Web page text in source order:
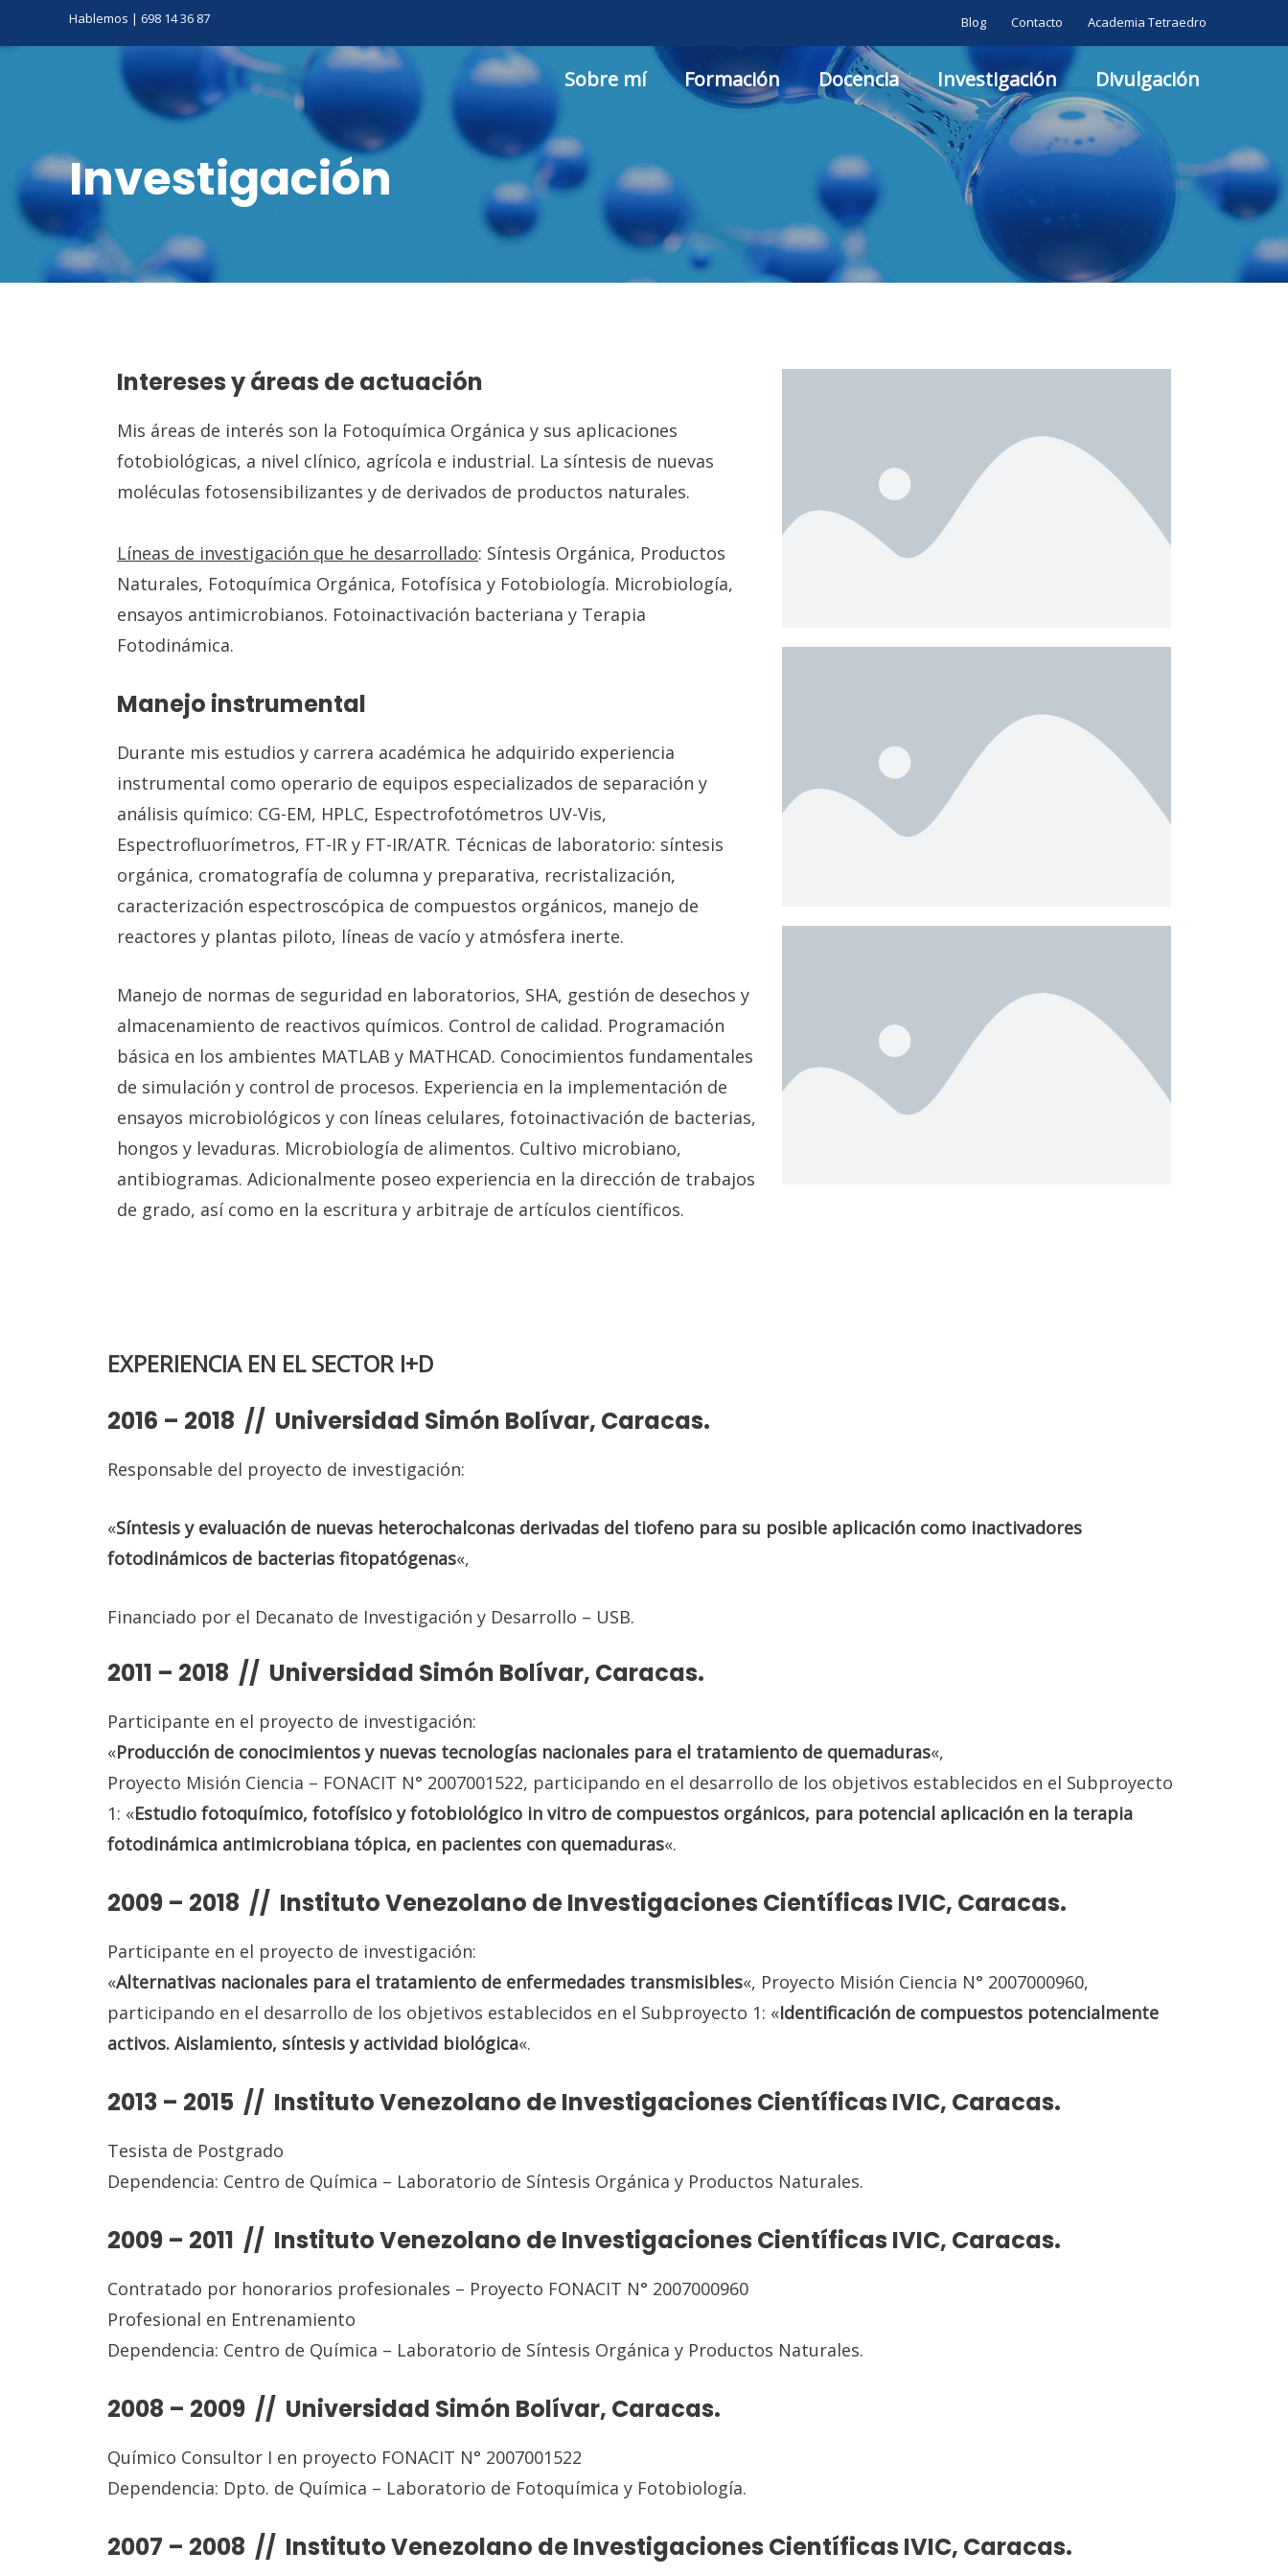
al
Hablemos | 698 14 36 87 Blog Contacto Academia Tetraedro
Sobre mí Formación Docencia Investigación Divulgación
Investigación
Intereses y áreas de actuación
Mis áreas de interés son la Fotoquímica Orgánica y sus aplicaciones
fotobiológicas, a nivel clínico, agrícola e industrial. La síntesis de nuevas
moléculas fotosensibilizantes y de derivados de productos naturales.
Líneas de investigación que he desarrollado: Síntesis Orgánica, Productos
Naturales, Fotoquímica Orgánica, Fotofísica y Fotobiología. Microbiología,
ensayos antimicrobianos. Fotoinactivación bacteriana y Terapia
Fotodinámica.
Manejo instrumental
Durante mis estudios y carrera académica he adquirido experiencia
instrumental como operario de equipos especializados de separación y
análisis químico: CG-EM, HPLC, Espectrofotómetros UV-Vis,
Espectrofluorímetros, FT-IR y FT-IR/ATR. Técnicas de laboratorio: síntesis
orgánica, cromatografía de columna y preparativa, recristalización,
caracterización espectroscópica de compuestos orgánicos, manejo de
reactores y plantas piloto, líneas de vacío y atmósfera inerte.
Manejo de normas de seguridad en laboratorios, SHA, gestión de desechos y
almacenamiento de reactivos químicos. Control de calidad. Programación
básica en los ambientes MATLAB y MATHCAD. Conocimientos fundamentales
de simulación y control de procesos. Experiencia en la implementación de
ensayos microbiológicos y con líneas celulares, fotoinactivación de bacterias,
hongos y levaduras. Microbiología de alimentos. Cultivo microbiano,
antibiogramas. Adicionalmente poseo experiencia en la dirección de trabajos
de grado, así como en la escritura y arbitraje de artículos científicos.
EXPERIENCIA EN EL SECTOR I+D
2016 – 2018 // Universidad Simón Bolívar, Caracas.
Responsable del proyecto de investigación:
«Síntesis y evaluación de nuevas heterochalconas derivadas del tiofeno para su posible aplicación como inactivadores
fotodinámicos de bacterias fitopatógenas«,
Financiado por el Decanato de Investigación y Desarrollo – USB.
2011 – 2018 // Universidad Simón Bolívar, Caracas.
Participante en el proyecto de investigación:
«Producción de conocimientos y nuevas tecnologías nacionales para el tratamiento de quemaduras«,
Proyecto Misión Ciencia – FONACIT N° 2007001522, participando en el desarrollo de los objetivos establecidos en el Subproyecto
1: «Estudio fotoquímico, fotofísico y fotobiológico in vitro de compuestos orgánicos, para potencial aplicación en la terapia
fotodinámica antimicrobiana tópica, en pacientes con quemaduras«.
2009 – 2018 // Instituto Venezolano de Investigaciones Científicas IVIC, Caracas.
Participante en el proyecto de investigación:
«Alternativas nacionales para el tratamiento de enfermedades transmisibles«, Proyecto Misión Ciencia N° 2007000960,
participando en el desarrollo de los objetivos establecidos en el Subproyecto 1: «Identificación de compuestos potencialmente
activos. Aislamiento, síntesis yactividad biológica«.
2013 – 2015 // Instituto Venezolano de Investigaciones Científicas IVIC, Caracas.
Tesista de Postgrado
Dependencia: Centro de Química – Laboratorio de Síntesis Orgánica y Productos Naturales.
2009 – 2011 // Instituto Venezolano de Investigaciones Científicas IVIC, Caracas.
Contratado por honorarios profesionales – Proyecto FONACIT N° 2007000960
Profesional en Entrenamiento
Dependencia: Centro de Química – Laboratorio de Síntesis Orgánica y Productos Naturales.
2008 – 2009 // Universidad Simón Bolívar, Caracas.
Químico Consultor I en proyecto FONACIT N° 2007001522
Dependencia: Dpto. de Química – Laboratorio de Fotoquímica y Fotobiología.
2007 – 2008 // Instituto Venezolano de Investigaciones Científicas IVIC, Caracas.